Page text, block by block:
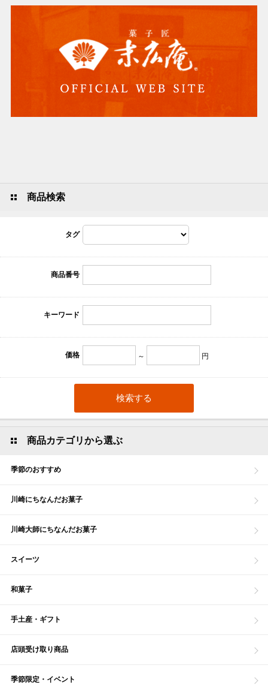
商品検索
タグ
商品番号
キーワード
価格 ～ 円
商品カテゴリから選ぶ
季節のおすすめ
川崎にちなんだお菓子
川崎大師にちなんだお菓子
スイーツ
和菓子
手土産・ギフト
店頭受け取り商品
季節限定・イベント